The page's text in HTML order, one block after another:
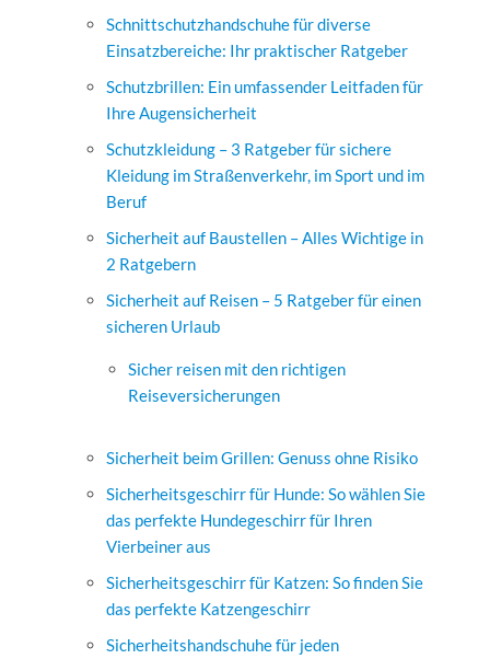
Schnittschutzhandschuhe für diverse
Einsatzbereiche: Ihr praktischer Ratgeber
Schutzbrillen: Ein umfassender Leitfaden für
Ihre Augensicherheit
Schutzkleidung – 3 Ratgeber für sichere
Kleidung im Straßenverkehr, im Sport und im
Beruf
Sicherheit auf Baustellen – Alles Wichtige in
2 Ratgebern
Sicherheit auf Reisen – 5 Ratgeber für einen
sicheren Urlaub
Sicher reisen mit den richtigen
Reiseversicherungen
Sicherheit beim Grillen: Genuss ohne Risiko
Sicherheitsgeschirr für Hunde: So wählen Sie
das perfekte Hundegeschirr für Ihren
Vierbeiner aus
Sicherheitsgeschirr für Katzen: So finden Sie
das perfekte Katzengeschirr
Sicherheitshandschuhe für jeden